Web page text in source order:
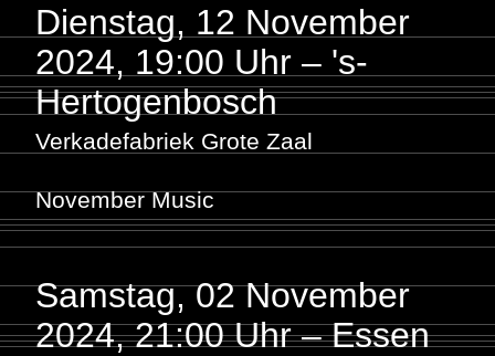
Dienstag, 12 November
2024, 19:00 Uhr – 's-
Hertogenbosch
Verkadefabriek Grote Zaal
November Music
Samstag, 02 November
2024,21:00 Uhr – Essen